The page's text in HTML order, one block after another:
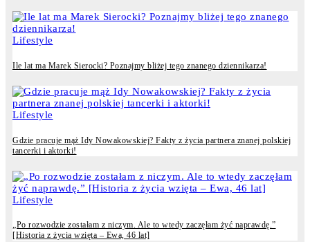
Lifestyle
Ile lat ma Marek Sierocki? Poznajmy bliżej tego znanego dziennikarza!
Lifestyle
Gdzie pracuje mąż Idy Nowakowskiej? Fakty z życia partnera znanej polskiej
tancerki i aktorki!
Lifestyle
„Po rozwodzie zostałam z niczym. Ale to wtedy zaczęłam żyć naprawdę.”
[Historia z życia wzięta – Ewa, 46 lat]